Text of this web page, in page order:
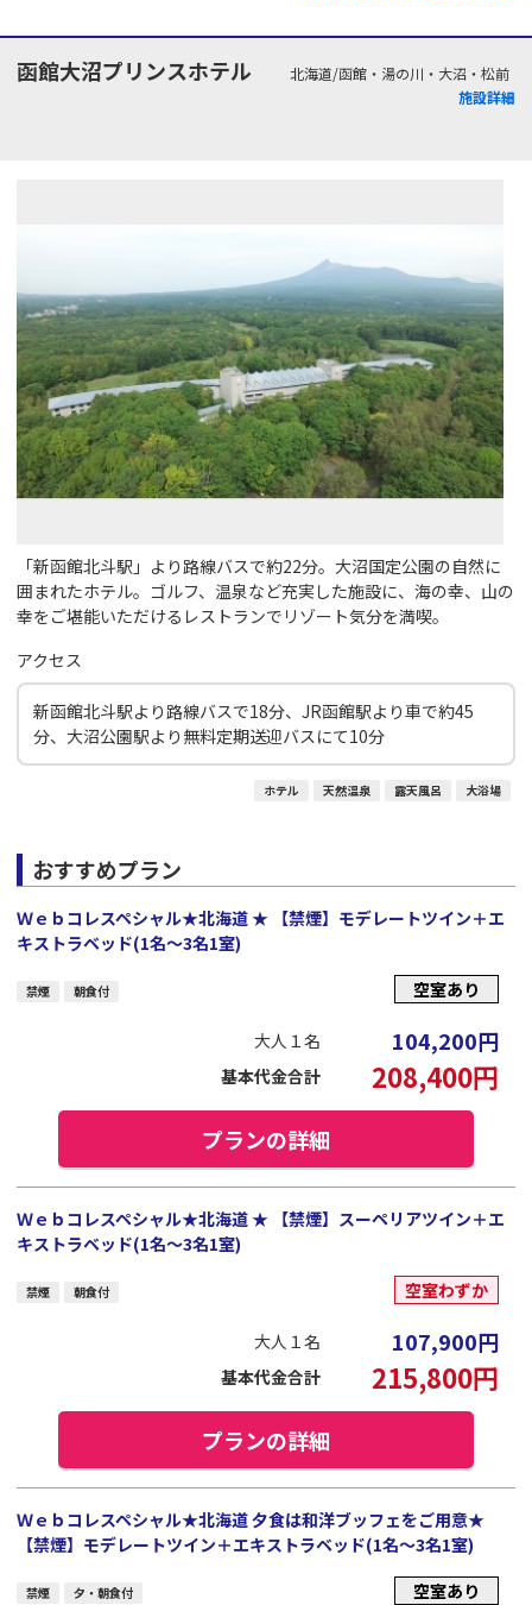
函館大沼プリンスホテル
北海道/函館・湯の川・大沼・松前
施設詳細
「新函館北斗駅」より路線バスで約22分。大沼国定公園の自然に
囲まれたホテル。ゴルフ、温泉など充実した施設に、海の幸、山の
幸をご堪能いただけるレストランでリゾート気分を満喫。
アクセス
新函館北斗駅より路線バスで18分、JR函館駅より車で約45
分、大沼公園駅より無料定期送迎バスにて10分
ホテル 天然温泉 露天風呂 大浴場
おすすめプラン
Ｗｅｂコレスペシャル★北海道 ★ 【禁煙】モデレートツイン＋エ
キストラベッド(1名～3名1室)
禁煙 朝食付 空室あり
大人１名 104,200円
基本代金合計 208,400円
プランの詳細
Ｗｅｂコレスペシャル★北海道 ★ 【禁煙】スーペリアツイン＋エ
キストラベッド(1名～3名1室)
禁煙 朝食付 空室わずか
大人１名 107,900円
基本代金合計 215,800円
プランの詳細
Ｗｅｂコレスペシャル★北海道 夕食は和洋ブッフェをご用意★
【禁煙】モデレートツイン＋エキストラベッド(1名～3名1室)
禁煙 夕・朝食付 空室あり